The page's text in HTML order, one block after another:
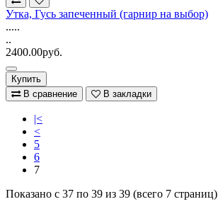
Утка, Гусь запеченный (гарнир на выбор)
.....
..
2400.00руб.
Купить
В сравнение
В закладки
|<
<
5
6
7
Показано с 37 по 39 из 39 (всего 7 страниц)